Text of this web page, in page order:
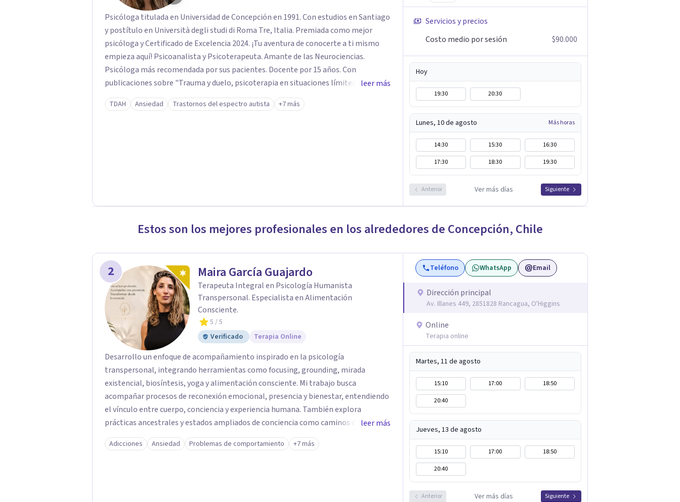
Psicóloga titulada en Universidad de Concepción en 1991. Con estudios en Santiago
y postítulo en Università degli studi di Roma Tre, Italia. Premiada como mejor
psicóloga y Certificado de Excelencia 2024. ¡Tu aventura de conocerte a ti mismo
empieza aquí! Psicoanalista y Psicoterapeuta. Amante de las Neurociencias.
Psicóloga más recomendada por sus pacientes. Docente por 15 años. Con
publicaciones sobre "Trauma y duelo, psicoterapia en situaciones límites".
Experiencia en autismo, TEA o trastorno del espectro autista y asperger.
Neurodivergencia. Con experiencia en psicoterapia, duelo, psicología de la
leer más
TDAH Ansiedad Trastornos del espectro autista +7 más
Servicios y precios
Costo medio por sesión
$90.000
Hoy
19:30 20:30
Lunes, 10 de agosto Más horas
14:30 15:30
16:30
17:30
18:30 19:30
Anterior Ver más días Siguiente
Estos son los mejores profesionales en los alrededores de Concepción, Chile
2 Maira García Guajardo
Terapeuta Integral en Psicología Humanista
Transpersonal. Especialista en Alimentación
Consciente.
5 / 5
Verificado
Terapia Online
Desarrollo un enfoque de acompañamiento inspirado en la psicología
transpersonal, integrando herramientas como focusing, grounding, mirada
existencial, biosíntesis, yoga y alimentación consciente. Mi trabajo busca
acompañar procesos de reconexión emocional, presencia y bienestar, entendiendo
el vínculo entre cuerpo, conciencia y experiencia humana. También explora
prácticas ancestrales y estados ampliados de conciencia como caminos de
introspección, resignificación emocional y crecimiento personal. Se caracteriza
por crear espacios cálidos y humanos, orientados a la autenticidad, la escucha y el
leer más
Adicciones Ansiedad Problemas de comportamiento +7 más
Teléfono WhatsApp Email
Dirección principal
Av. Illanes 449, 2851828 Rancagua, O'Higgins
Online
Terapia online
Martes, 11 de agosto
15:10 17:00
18:50
20:40
Jueves, 13 de agosto
15:10 17:00
18:50
20:40
Anterior Ver más días Siguiente